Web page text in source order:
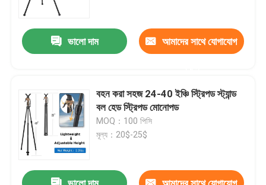
ভালো দাম আমাদের সাথে যোগাযোগ
বহন করা সহজ 24-40 ইঞ্চি স্ট্রিপড স্ট্যান্ড
বল হেড স্ট্রিপড মোনোপড
MOQ：100 পিসি
মূল্য：20$-25$